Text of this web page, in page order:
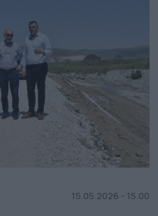
15.05.2026 - 15.00